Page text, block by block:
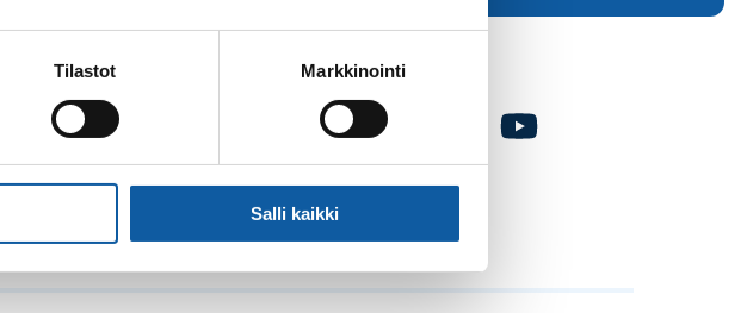
Tilastot Markkinointi
Salli kaikki
FacebookInstagram